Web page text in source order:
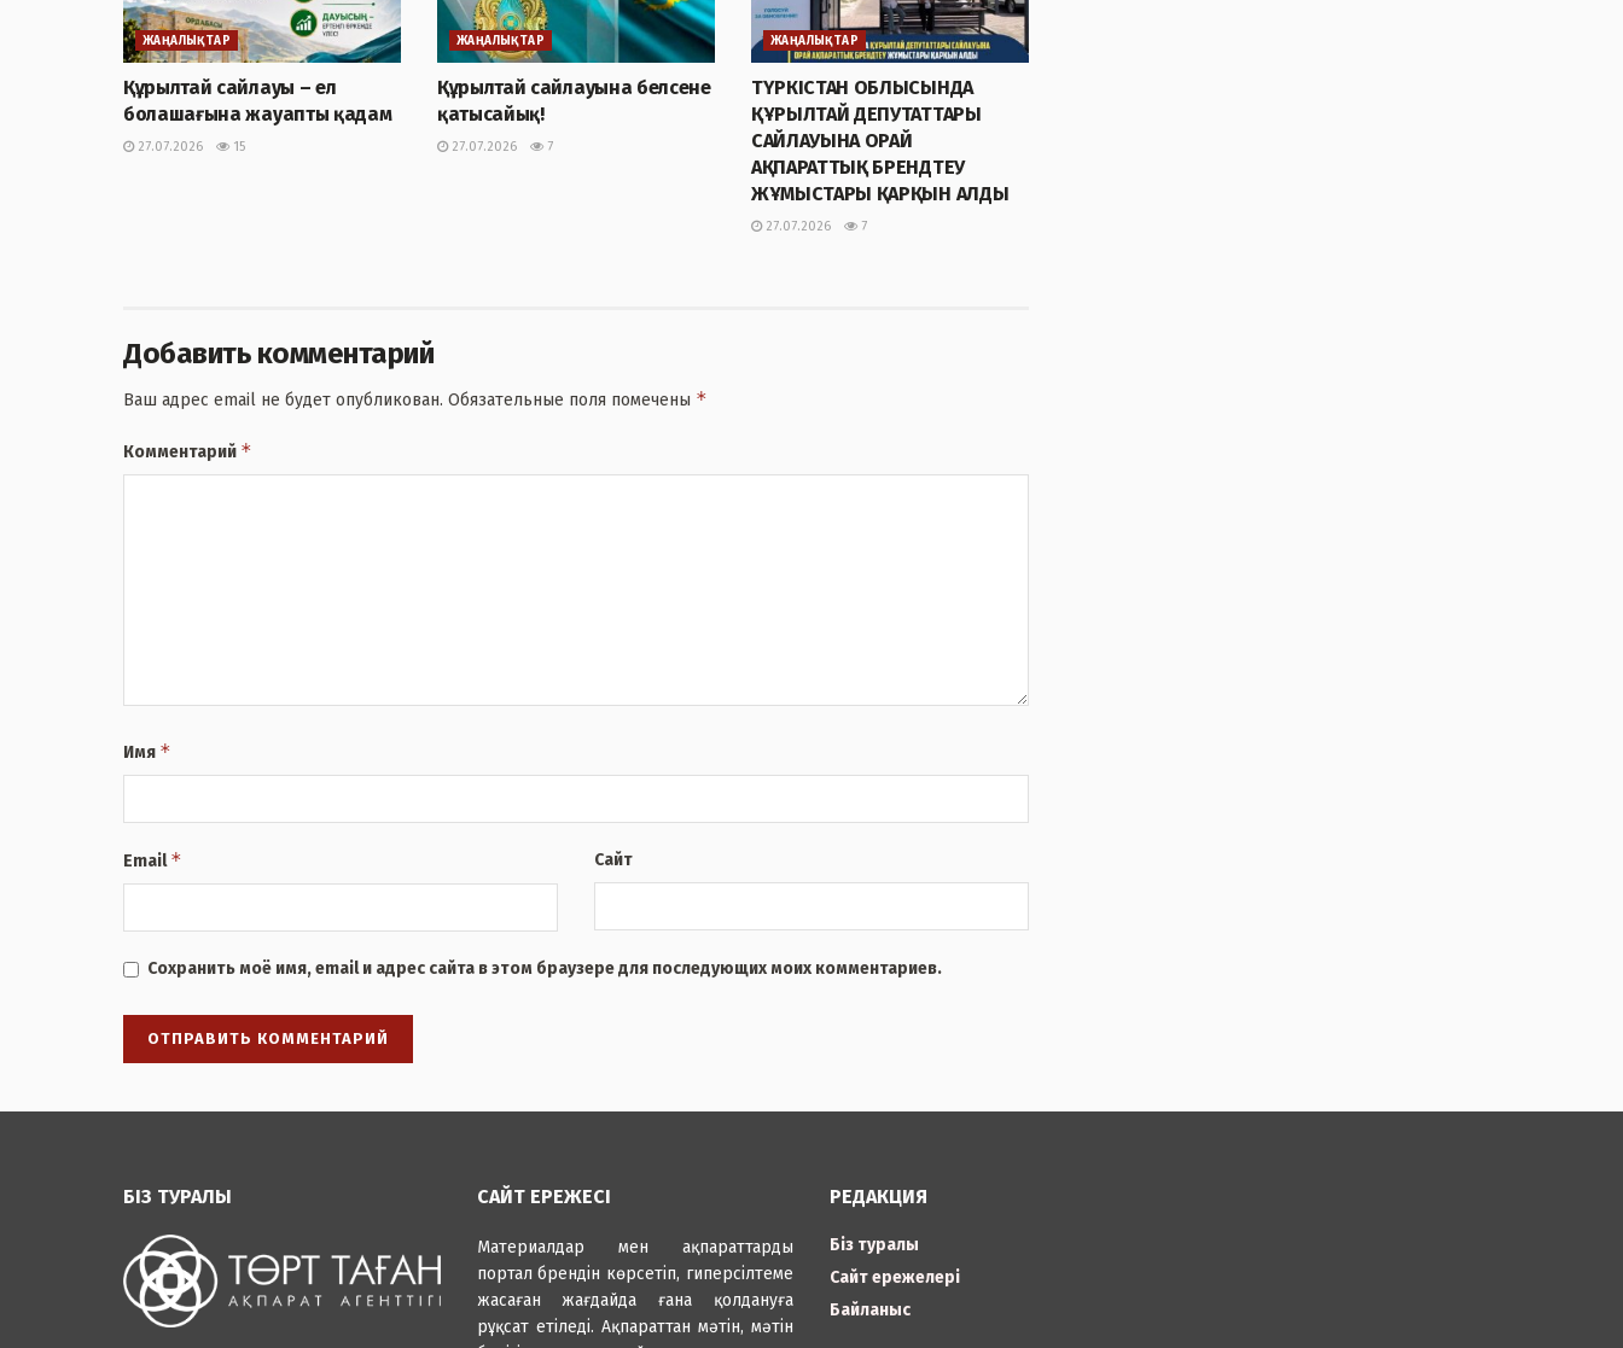
ЖАҢАЛЫҚТАР
Құрылтай сайлауы – ел
болашағына жауапты қадам
27.07.2026 15
ЖАҢАЛЫҚТАР
Құрылтай сайлауына белсене
қатысайық!
27.07.2026 7
ЖАҢАЛЫҚТАР
ТҮРКІСТАН ОБЛЫСЫНДА
ҚҰРЫЛТАЙ ДЕПУТАТТАРЫ
САЙЛАУЫНА ОРАЙ
АҚПАРАТТЫҚ БРЕНДТЕУ
ЖҰМЫСТАРЫ ҚАРҚЫН АЛДЫ
27.07.2026 7
Добавить комментарий
Ваш адрес email не будет опубликован. Обязательные поля помечены *
Комментарий *
Имя *
Email* Сайт
Сохранить моё имя, email и адрес сайта в этом браузере для последующих моих комментариев.
БІЗ ТУРАЛЫ САЙТ ЕРЕЖЕСІ
Материалдар мен ақпараттарды
портал брендін көрсетіп, гиперсілтеме
жасаған жағдайда ғана қолдануға
рұқсат етіледі. Ақпараттан мәтін, мәтін
РЕДАКЦИЯ
Біз туралы
Сайт ережелері
Байланыс